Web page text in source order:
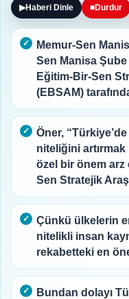
▶Haberi Dinle ■Durdur
Memur-Sen
Sen Manisa Şube
Eğitim-Bir-Sen
(EBSAM)
Öner,
niteliğini
özel bir önem arz
Sen Stratejik
Çünkü ülkelerin
nitelikli insan
rekabetteki en
Bundan dolayı